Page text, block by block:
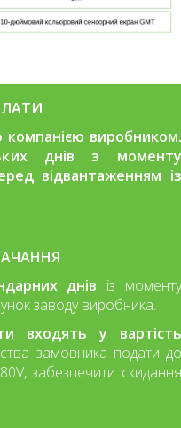
компанією виробником.
днів з моменту
відвантаженням із
днів із моменту
заводу виробника.
входять у вартість
замовника подати до
забезпечити скидання